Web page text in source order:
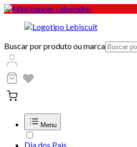
Buscar por produto ou marca
Menu
Dia dos Pais